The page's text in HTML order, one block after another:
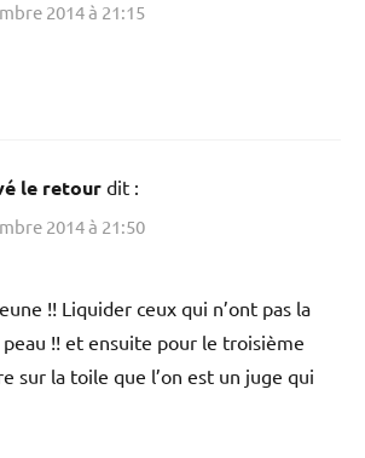
2014 à 21:15
le retourdit :
2014 à 21:50
!! Liquider ceux qui n’ont pas la
!! et ensuite pour le troisième
sur la toile que l’on est un juge qui